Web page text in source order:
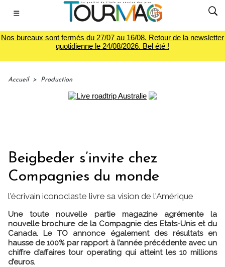
☰
Nos bureaux sont fermés du 27/07 au 16/08. Retour de la newsletter
quotidienne le 24/08/2026. Bel été !
Accueil > Production
Beigbeder s’invite chez
Compagnies du monde
l'écrivain iconoclaste livre sa vision de l'Amérique
Une toute nouvelle partie magazine agrémente la
nouvelle brochure de la Compagnie des Etats-Unis et du
Canada. Le TO annonce également des résultats en
hausse de 100% par rapport à l’année précédente avec un
chiffre d’affaires tour operating qui atteint les 10 millions
d’euros.